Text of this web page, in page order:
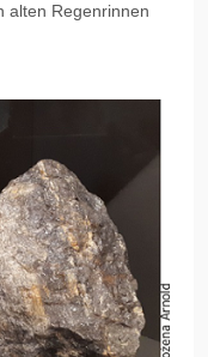
alten Regenrinnen